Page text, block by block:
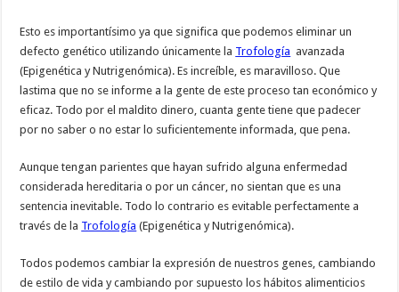
Esto es importantísimo ya que significa que podemos eliminar un
defecto genético utilizando únicamente la Trofología avanzada
(Epigenética y Nutrigenómica). Es increíble, es maravilloso. Que
lastima que no se informe a la gente de este proceso tan económico y
eficaz. Todo por el maldito dinero, cuanta gente tiene que padecer
por no saber o no estar lo suficientemente informada, que pena.
Aunque tengan parientes que hayan sufrido alguna enfermedad
considerada hereditaria o por un cáncer, no sientan que es una
sentencia inevitable. Todo lo contrario es evitable perfectamente a
través de la Trofología (Epigenética y Nutrigenómica).
Todos podemos cambiar la expresión de nuestros genes, cambiando
de estilo de vida y cambiando por supuesto los hábitos alimenticios